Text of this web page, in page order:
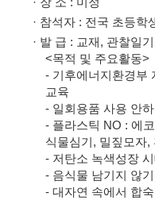
· 참석자 : 전국 초등학
· 발 급 : 교재, 관찰일
<목적 및 주요활동>
- 기후에너지환경부
교육
- 일회용품 사용 안
- 플라스틱 NO : 에
식물심기, 밀짚모자,
- 저탄소 녹색성장
- 음식물 남기지 않
- 대자연 속에서 합